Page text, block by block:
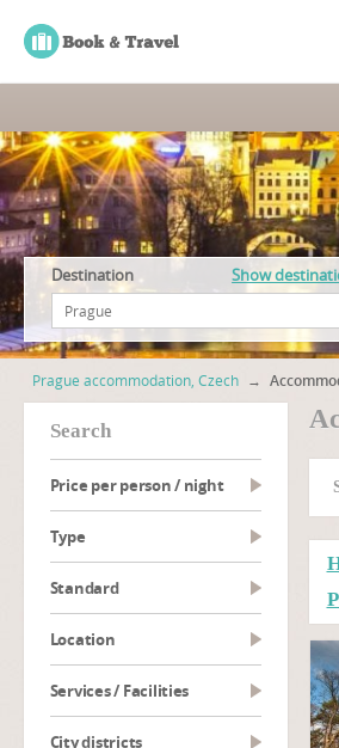
Destination Show
Prague accommodation, Czech →
search
Price per person / night
type
Standard
Location
Services / Facilities
City districts